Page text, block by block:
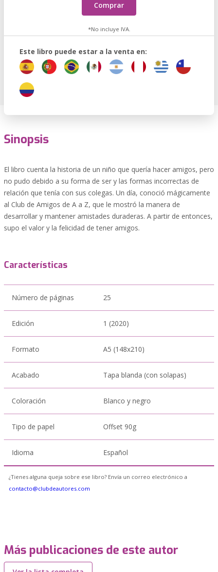
Comprar
*No incluye IVA.
Este libro puede estar a la venta en:
Sinopsis
El libro cuenta la historia de un niño que quería hacer amigos, pero
no pudo debido a su forma de ser y las formas incorrectas de
relación que tenía con sus colegas. Un día, conoció mágicamente
al Club de Amigos de A a Z, que le mostró la manera de
desarrollar y mantener amistades duraderas. A partir de entonces,
supo el valor y la felicidad de tener amigos.
Características
Número de páginas 25
Edición 1 (2020)
Formato A5 (148x210)
Acabado Tapa blanda (con solapas)
Coloración Blanco y negro
Tipo de papel Offset 90g
Idioma Español
¿Tienes alguna queja sobre ese libro? Envía un correo electrónico a
contacto@clubdeautores.com
Más publicaciones de este autor